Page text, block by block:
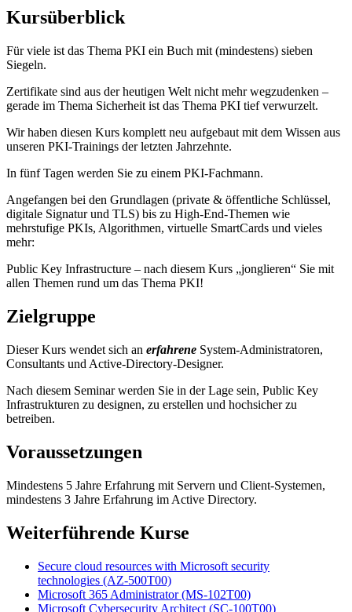
Kursüberblick
Für viele ist das Thema PKI ein Buch mit (mindestens) sieben
Siegeln.
Zertifikate sind aus der heutigen Welt nicht mehr wegzudenken –
gerade im Thema Sicherheit ist das Thema PKI tief verwurzelt.
Wir haben diesen Kurs komplett neu aufgebaut mit dem Wissen aus
unseren PKI-Trainings der letzten Jahrzehnte.
In fünf Tagen werden Sie zu einem PKI-Fachmann.
Angefangen bei den Grundlagen (private & öffentliche Schlüssel,
digitale Signatur und TLS) bis zu High-End-Themen wie
mehrstufige PKIs, Algorithmen, virtuelle SmartCards und vieles
mehr:
Public Key Infrastructure – nach diesem Kurs
jonglieren
Sie mit
allen Themen rund um das Thema PKI!
Zielgruppe
Dieser Kurs wendet sich an erfahrene System-Administratoren,
Consultants und Active-Directory-Designer.
Nach diesem Seminar werden Sie in der Lage sein, Public Key
Infrastrukturen zu designen, zu erstellen und hochsicher zu
betreiben.
Voraussetzungen
Mindestens 5 Jahre Erfahrung mit Servern und Client-Systemen,
mindestens 3 Jahre Erfahrung im Active Directory.
Weiterführende Kurse
Secure cloud resources with Microsoft security
technologies (AZ-500T00)
Microsoft 365 Administrator(MS-102T00)
Microsoft Cybersecurity Architect (SC-100T00)